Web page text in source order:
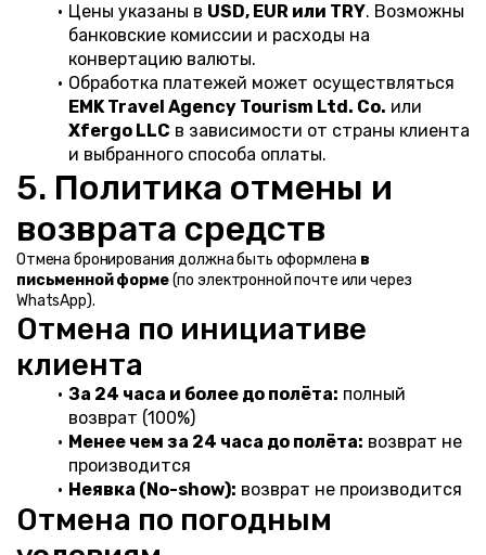
Цены указаны в USD, EUR или TRY. Возможны
банковские комиссии и расходы на
конвертацию валюты.
EMK Travel Agency Tourism Ltd. Co.
Xfergo LLC в зависимости от страны клиента
и выбранного способа оплаты.
5. Политика отмены и
возврата средств
Отмена бронирования должна быть оформлена в
письменной форме (по электронной почте или через
WhatsApp).
Отмена по инициативе
клиента
За 24 часа и более до полёта: полный
возврат (100%)
Менее чем за 24 часа до полёта: возврат не
производится
Неявка (No-show): возврат не производится
Отмена по погодным